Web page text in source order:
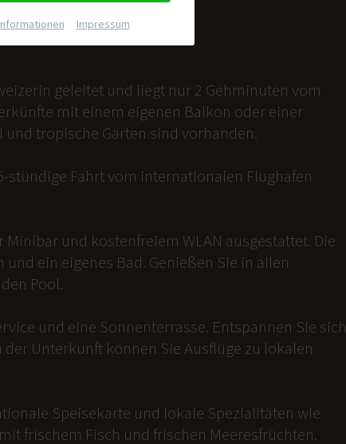
geleitet und liegt nur 2 Gehminuten vom
mit einem eigenen Balkon oder einer
tropische Gärten sind vorhanden.
stündige Fahrt vom internationalen Flughafen
und kostenfreiem WLAN ausgestattet. Die
ein eigenes Bad. Genießen Sie in allen
Pool.
und eine Sonnenterrasse. Entspannen Sie sich
Unterkunft können Sie Ausflüge zu lokalen
Speisekarte und lokale Spezialitäten wie
frischem Fisch und frischen Meeresfrüchten.
Impressum